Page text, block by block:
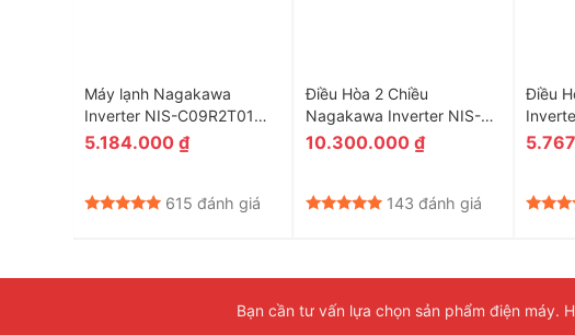
Máy lạnh Nagakawa
Inverter NIS-C09R2T01
9000 BTU
5.184.000 ₫
615 đánh giá
Điều Hòa 2 Chiều
Nagakawa Inverter NIS-
A18R2T01 18000 BTU
10.300.000 ₫
143 đánh giá
Điều
12000
Bạn cần tư vấn lựa chọn sản phẩm điện máy.